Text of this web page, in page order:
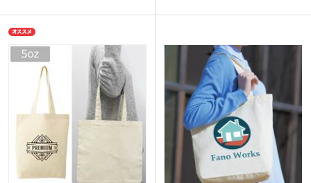
使用しているので、ナチュラル思考の方
にもおすすめの商品です。
マチのないすっきりとしたフラットタイ
プで、「ちょっとそこまで」や、レッス
ンバッグなど使い方はいろいろ。シンプ
ルなトートバッグは、名入れも映えます
ね。コットンとは一味違うシャンブリッ
クで、ワンランク上のオリジナルバッグ
を作ってみませんか。